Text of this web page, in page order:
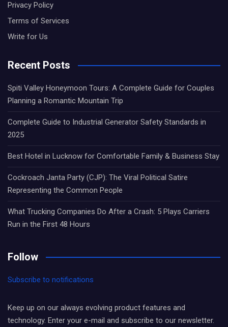
Privacy Policy
Terms of Services
Write for Us
Recent Posts
Spiti Valley Honeymoon Tours: A Complete Guide for Couples
Planning a Romantic Mountain Trip
Complete Guide to Industrial Generator Safety Standards in
2025
Best Hotel in Lucknow for Comfortable Family & Business Stay
Cockroach Janta Party (CJP): The Viral Political Satire
Representing the Common People
What Trucking Companies Do After a Crash: 5 Plays Carriers
Run in the First 48 Hours
Follow
Subscribe to notifications
Keep up on our always evolving product features and
technology. Enter your e-mail and subscribe to our newsletter.